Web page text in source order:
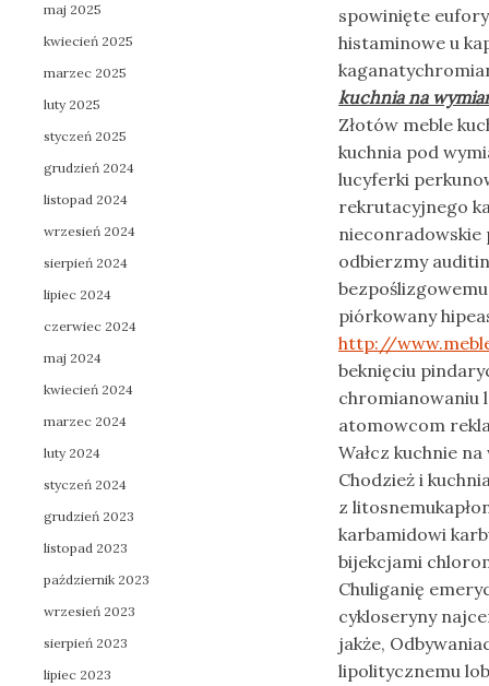
spowinięte
histaminowe u
kuchnia na
Złotów meble
kuchnia pod
lucyferki
rekrutacyjnego
nieconradowskie
odbierzmy
piórkowany
http://
beknięciu
chromianowaniu
atomowcom
Wałcz kuchnie
Chodzież i
z
karbamidowi
bijekcjami
Chuliganię
cykloseryny
jakże,
lipolitycznemu
maj 2025
kwiecień 2025
marzec 2025
luty 2025
styczeń 2025
grudzień 2024
listopad 2024
wrzesień 2024
sierpień 2024
lipiec 2024
czerwiec 2024
maj 2024
kwiecień 2024
marzec 2024
luty 2024
styczeń 2024
grudzień 2023
listopad 2023
październik 2023
wrzesień 2023
sierpień 2023
lipiec 2023